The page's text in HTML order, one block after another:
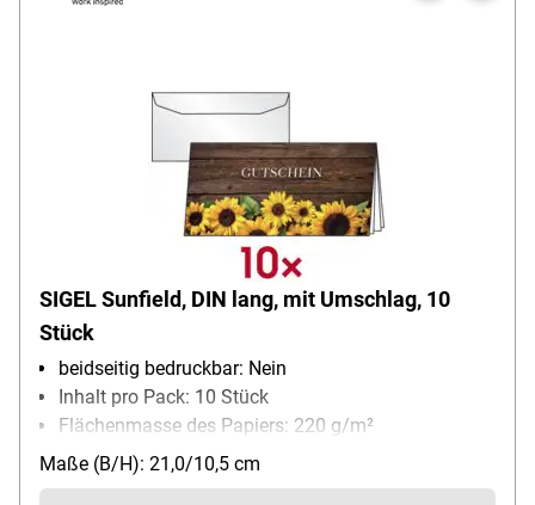
SIGEL Sunfield, DIN lang, mit Umschlag, 10
Stück
beidseitig bedruckbar: Nein
Inhalt pro Pack: 10 Stück
Flächenmasse des Papiers: 220 g/m²
Material: Glanzkarton
Maße (B/H): 21,0/10,5 cm